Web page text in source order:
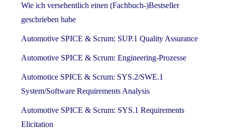
Wie ich versehentlich einen (Fachbuch-)Bestseller
geschrieben habe
Automotive SPICE & Scrum: SUP.1 Quality Assurance
Automotive SPICE & Scrum: Engineering-Prozesse
Automotice SPICE & Scrum: SYS.2/SWE.1
System/Software Requirements Analysis
Automotive SPICE & Scrum: SYS.1 Requirements
Elicitation